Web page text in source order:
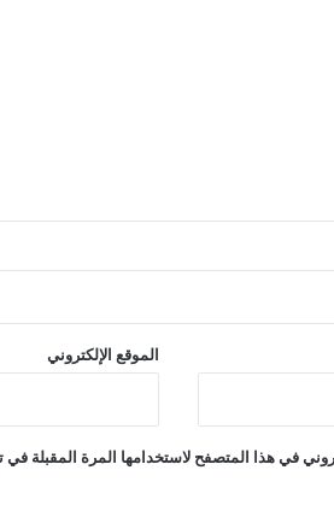
الموقع الإلكتروني
في هذا المتصفح لاستخدامها المرة المقبلة في